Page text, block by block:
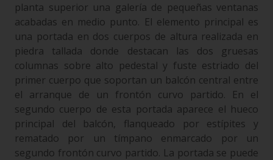
planta superior una galería de pequeñas ventanas
acabadas en medio punto. El elemento principal es
una portada en dos cuerpos de altura realizada en
piedra tallada donde destacan las dos gruesas
columnas sobre alto pedestal y fuste estriado del
primer cuerpo que soportan un balcón central entre
el arranque de un frontón curvo partido. En el
segundo cuerpo de esta portada aparece el hueco
principal del balcón, flanqueado por estípites y
rematado por un tímpano enmarcado por un
segundo frontón curvo partido. La portada se puede